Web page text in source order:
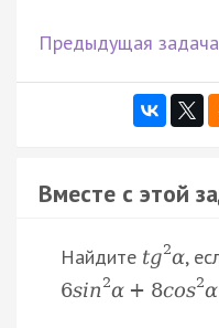
Предыдущая задача
Вместе с этой
Найдите tg2α,
6sin 2α + 8cos2α